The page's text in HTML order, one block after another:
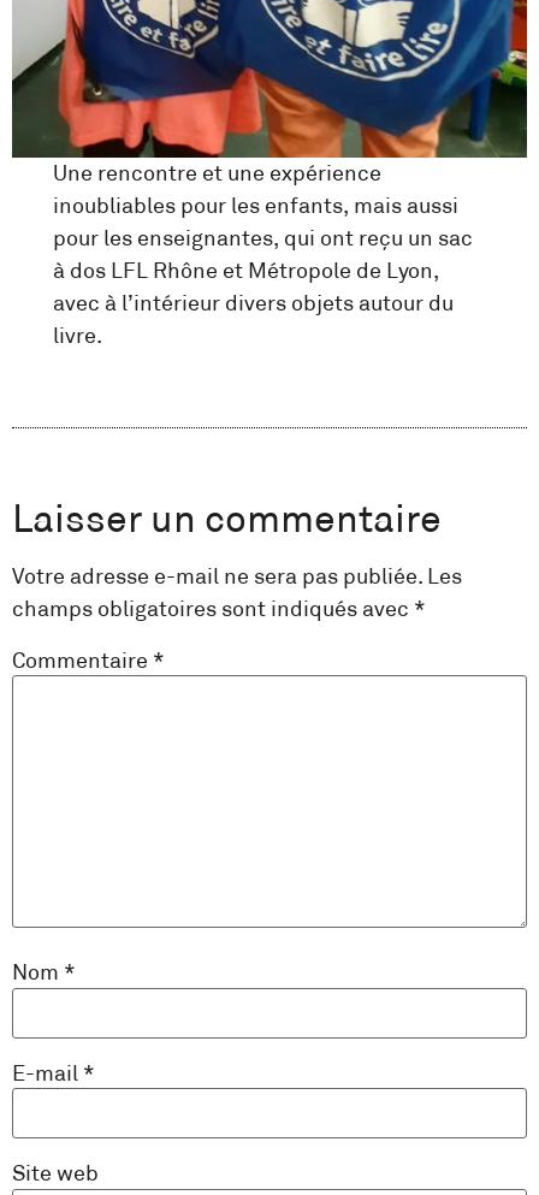
Une rencontre et une expérience
inoubliables pour les enfants, mais aussi
pour les enseignantes, qui ont reçu un sac
à dos LFL Rhône et Métropole de Lyon,
avec à l’intérieur divers objets autour du
livre.
Laisser un commentaire
Votre adresse e-mail ne sera pas publiée. Les
champs obligatoires sont indiqués avec *
Commentaire *
Nom *
E-mail *
Site web